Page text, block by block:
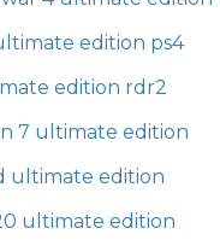
edition ps4
edition rdr2
7 ultimate edition
ultimate edition
ultimate edition